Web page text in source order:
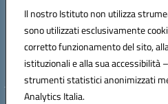
Il nostro Istituto non utilizza
sono utilizzati esclusivamente
corretto funzionamento del sito,
istituzionali e alla sua accessibilità
strumenti statistici anonimizzati
Analytics Italia.
Istituto Comprensivo Statale
8° G. FALCONE – R. SCAUDA"
Via Cupa Campanariello, 5 - 80059,
Tel. +39 0818834377 - Fax +39
Email: naic8df00a@istruzione.it -